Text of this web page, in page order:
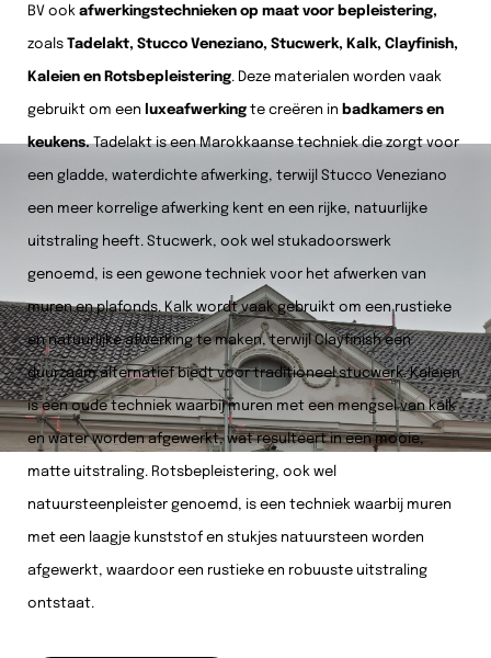
BV ook afwerkingstechnieken op maat voor bepleistering,
zoals Tadelakt, Stucco Veneziano, Stucwerk, Kalk, Clayfinish,
Kaleien en Rotsbepleistering. Deze materialen worden vaak
gebruikt om een luxeafwerking te creëren in badkamers en
keukens.Tadelakt is een Marokkaanse techniek die zorgt voor
een gladde, waterdichte afwerking, terwijl Stucco Veneziano
een meer korrelige afwerking kent en een rijke, natuurlijke
uitstraling heeft. Stucwerk, ook wel stukadoorswerk
genoemd, is een gewone techniek voor het afwerken van
muren en plafonds. Kalk wordt vaak gebruikt om een rustieke
en natuurlijke afwerking te maken, terwijl Clayfinish een
duurzaam alternatief biedt voor traditioneel stucwerk. Kaleien
is een oude techniek waarbij muren met een mengsel van kalk
en water worden afgewerkt, wat resulteert in een mooie,
matte uitstraling. Rotsbepleistering, ook wel
natuursteenpleister genoemd, is een techniek waarbij muren
met een laagje kunststof en stukjes natuursteen worden
afgewerkt, waardoor een rustieke en robuuste uitstraling
ontstaat.